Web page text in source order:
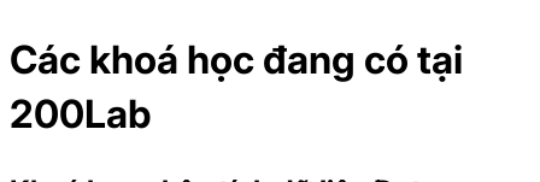
Các khoá học đang có tại
200Lab